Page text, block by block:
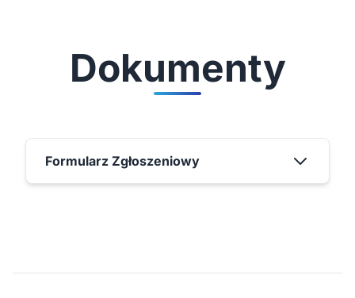
Dokumenty
Formularz Zgłoszeniowy